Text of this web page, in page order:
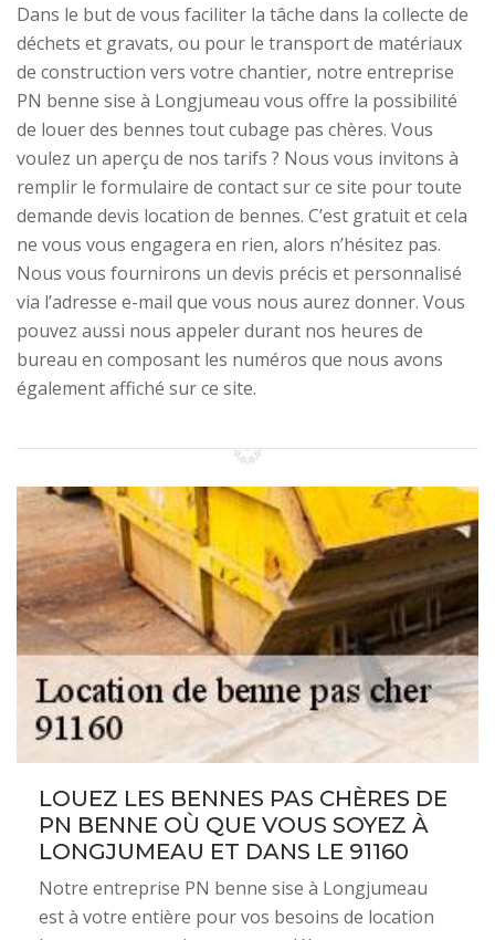
Dans le but de vous faciliter la tâche dans la collecte de
déchets et gravats, ou pour le transport de matériaux
de construction vers votre chantier, notre entreprise
PN benne sise à Longjumeau vous offre la possibilité
de louer des bennes tout cubage pas chères. Vous
voulez un aperçu de nos tarifs ? Nous vous invitons à
remplir le formulaire de contact sur ce site pour toute
demande devis location de bennes. C’est gratuit et cela
ne vous vous engagera en rien, alors n’hésitez pas.
Nous vous fournirons un devis précis et personnalisé
via l’adresse e-mail que vous nous aurez donner. Vous
pouvez aussi nous appeler durant nos heures de
bureau en composant les numéros que nous avons
également affiché sur ce site.
LOUEZ LES BENNES PAS CHÈRES DE
PN BENNE OÙ QUE VOUS SOYEZ À
LONGJUMEAU ET DANS LE 91160
Notre entreprise PN benne sise à Longjumeau
est à votre entière pour vos besoins de location